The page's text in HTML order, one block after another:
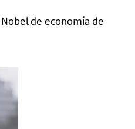
de economía de